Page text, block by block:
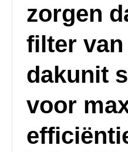
zorgen
filter
dakunit
voor